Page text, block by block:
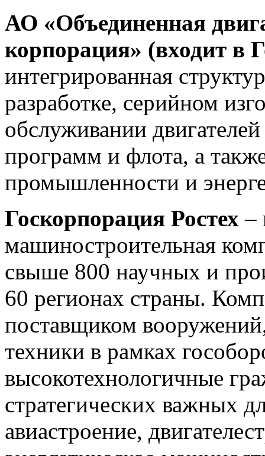
АО «Объединенная
корпорация» (входит в
интегрированная
разработке, серийном
обслуживании
программ и флота, а
промышленности и
Госкорпорация Ростех–
машиностроительная
свыше 800 научных и
60 регионах страны.
поставщиком
техники в рамках
высокотехнологичные
стратегических важных
авиастроение,